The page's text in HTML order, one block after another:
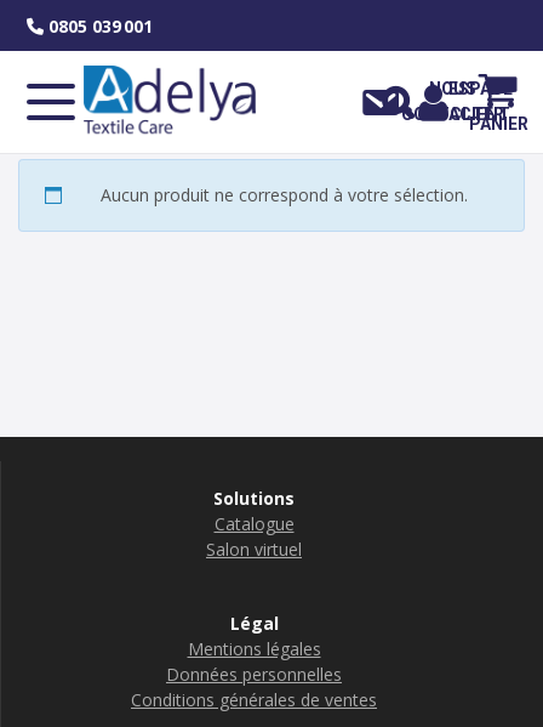
0805 039 001
NOUS
CONTACTER
ESPACE
CLIENT
PANIER
Aucun produit ne correspond à votre sélection.
Solutions
Catalogue
Salon virtuel
Légal
Mentions légales
Données personnelles
Conditions générales de ventes